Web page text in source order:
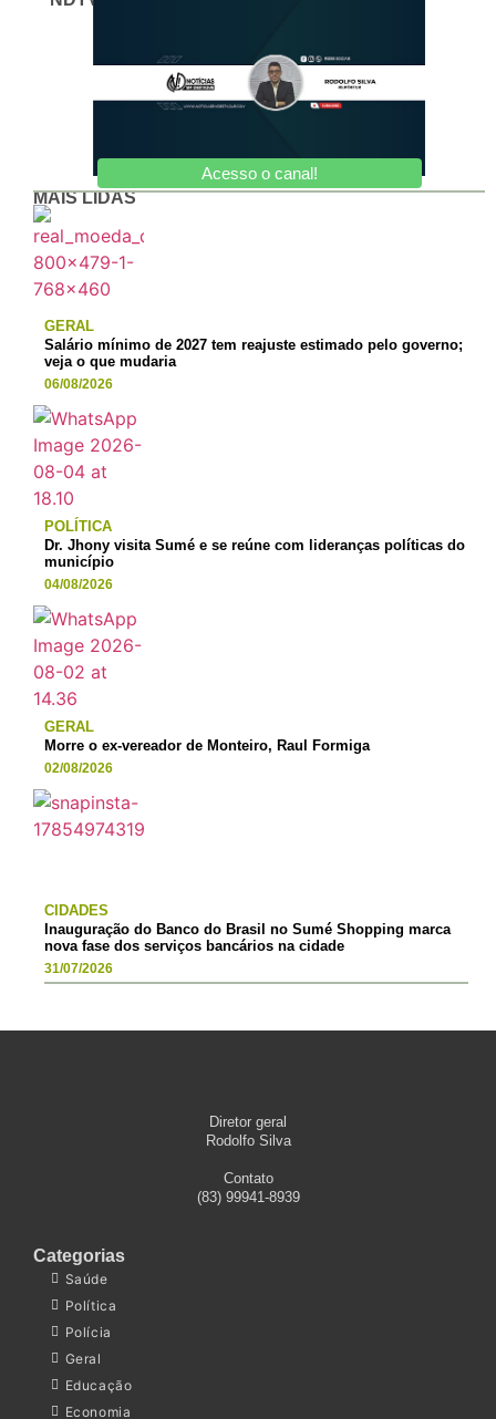
Acesso o canal!
MAIS LIDAS
GERAL
Salário mínimo de 2027 tem reajuste estimado pelo governo;
veja o que mudaria
06/08/2026
POLÍTICA
Dr. Jhony visita Sumé e se reúne com lideranças políticas do
município
04/08/2026
GERAL
Morre o ex-vereador de Monteiro, Raul Formiga
02/08/2026
CIDADES
Inauguração do Banco do Brasil no Sumé Shopping marca
nova fase dos serviços bancários na cidade
31/07/2026
Diretor geral
Rodolfo Silva
Contato
(83) 99941-8939
Categorias
Saúde
Política
Polícia
Geral
Educação
Economia